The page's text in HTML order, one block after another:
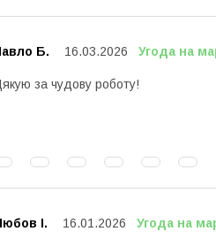
Б. 16.03.2026 Угода на
за чудову роботу!
І. 16.01.2026 Угода на